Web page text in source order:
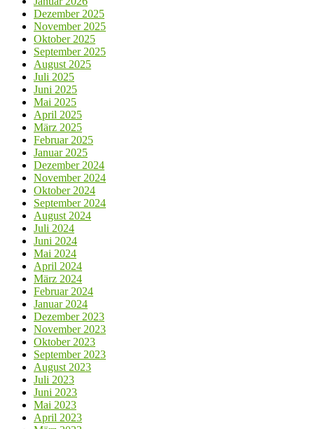
Dezember 2025
November 2025
Oktober 2025
September 2025
August 2025
Juli 2025
Juni 2025
Mai 2025
April 2025
März 2025
Februar 2025
Januar 2025
Dezember 2024
November 2024
Oktober 2024
September 2024
August 2024
Juli 2024
Juni 2024
Mai 2024
April 2024
März 2024
Februar 2024
Januar 2024
Dezember 2023
November 2023
Oktober 2023
September 2023
August 2023
Juli 2023
Juni 2023
Mai 2023
April 2023